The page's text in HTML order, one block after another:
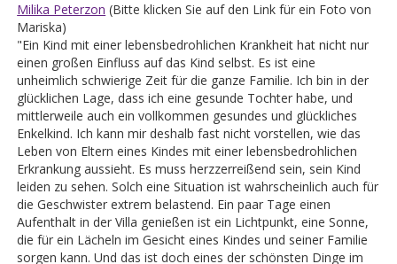
Milika Peterzon (Bitte klicken Sie auf den Link für ein Foto von
Mariska)
"Ein Kind mit einer lebensbedrohlichen Krankheit hat nicht nur
einen großen Einfluss auf das Kind selbst. Es ist eine
unheimlich schwierige Zeit für die ganze Familie. Ich bin in der
glücklichen Lage, dass ich eine gesunde Tochter habe, und
mittlerweile auch ein vollkommen gesundes und glückliches
Enkelkind. Ich kann mir deshalb fast nicht vorstellen, wie das
Leben von Eltern eines Kindes mit einer lebensbedrohlichen
Erkrankung aussieht. Es muss herzzerreißend sein, sein Kind
leiden zu sehen. Solch eine Situation ist wahrscheinlich auch für
die Geschwister extrem belastend. Ein paar Tage einen
Aufenthalt in der Villa genießen ist ein Lichtpunkt, eine Sonne,
die für ein Lächeln im Gesicht eines Kindes und seiner Familie
sorgen kann. Und das ist doch eines der schönsten Dinge im